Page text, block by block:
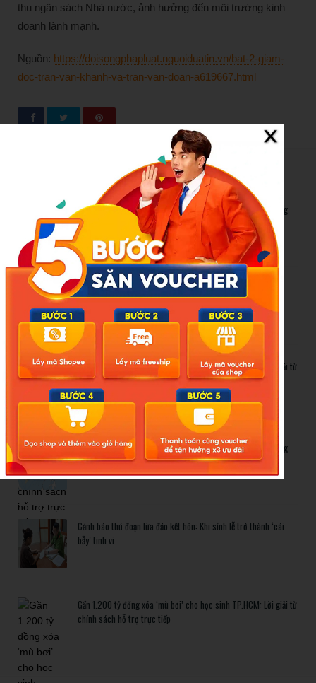
thu ngân sách Nhà nước, ảnh hưởng đến môi trường kinh
doanh lành mạnh.
Nguồn: https://doisongphapluat.nguoiduatin.vn/bat-2-giam-
doc-tran-van-khanh-va-tran-van-doan-a619667.html
New Posts
Bão số 3 hình thành trên Biển Đông: Vì sao không ảnh hưởng
đất liền vẫn cần cảnh giác cao độ?
Cảnh báo thủ đoạn lừa đảo kết hôn: Khi sính lễ trở thành ‘cái
bẫy’ tinh vi
Gần 1.200 tỷ đồng xóa ‘mù bơi’ cho học sinh TP.HCM: Lời giải từ
chính sách hỗ trợ trực tiếp
Related Posts
Bão số 3 hình thành trên Biển Đông: Vì sao không ảnh hưởng
đất liền vẫn cần cảnh giác cao độ?
Cảnh báo thủ đoạn lừa đảo kết hôn: Khi sính lễ trở thành ‘cái
bẫy’ tinh vi
Gần 1.200 tỷ đồng xóa ‘mù bơi’ cho học sinh TP.HCM: Lời giải từ
chính sách hỗ trợ trực tiếp